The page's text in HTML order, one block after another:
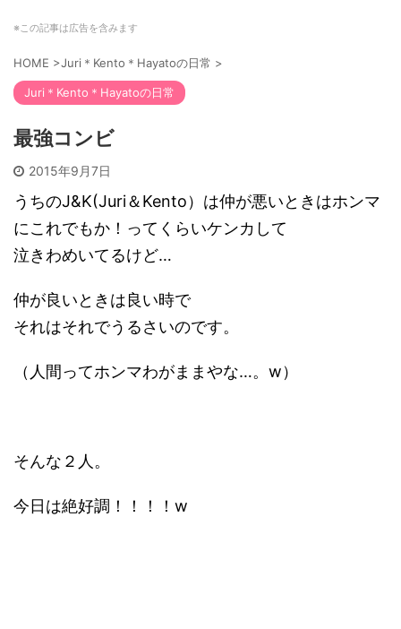
※この記事は広告を含みます
HOME >Juri＊Kento＊Hayatoの日常 >
Juri＊Kento＊Hayatoの日常
最強コンビ
2015年9月7日
うちのJ&K(Juri＆Kento）は仲が悪いときはホンマ
にこれでもか！ってくらいケンカして
泣きわめいてるけど…
仲が良いときは良い時で
それはそれでうるさいのです。
（人間ってホンマわがままやな…。w）
そんな２人。
今日は絶好調！！！！w